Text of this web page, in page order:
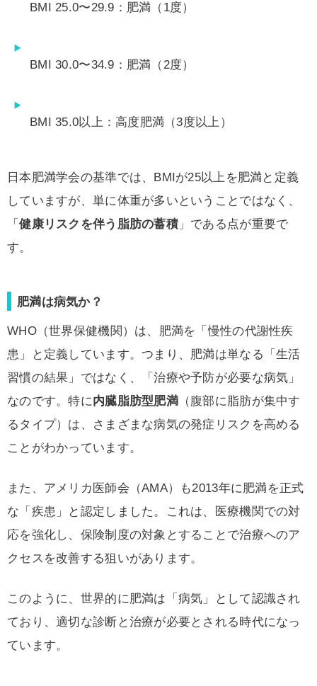
BMI 25.0〜29.9：肥満（1度）
BMI 30.0〜34.9：肥満（2度）
BMI 35.0以上：高度肥満（3度以上）
日本肥満学会の基準では、BMIが25以上を肥満と定義
していますが、単に体重が多いということではなく、
「健康リスクを伴う脂肪の蓄積」である点が重要で
す。
肥満は病気か？
WHO（世界保健機関）は、肥満を「慢性の代謝性疾
患」と定義しています。つまり、肥満は単なる「生活
習慣の結果」ではなく、「治療や予防が必要な病気」
なのです。特に内臓脂肪型肥満（腹部に脂肪が集中す
るタイプ）は、さまざまな病気の発症リスクを高める
ことがわかっています。
また、アメリカ医師会（AMA）も2013年に肥満を正式
な「疾患」と認定しました。これは、医療機関での対
応を強化し、保険制度の対象とすることで治療へのア
クセスを改善する狙いがあります。
このように、世界的に肥満は「病気」として認識され
ており、適切な診断と治療が必要とされる時代になっ
ています。